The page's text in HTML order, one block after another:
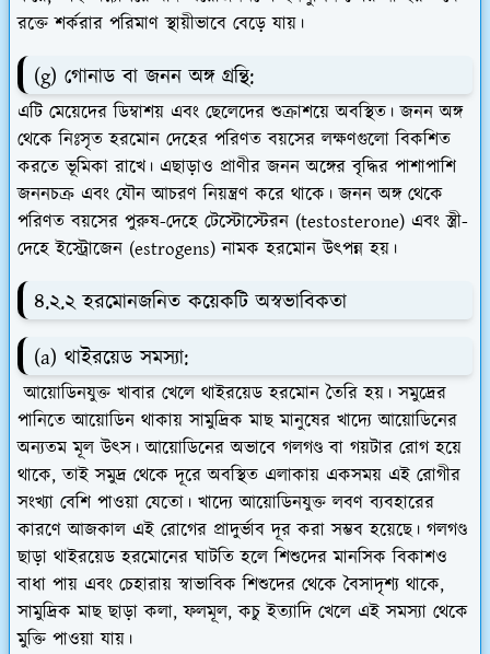
রক্তে শর্করার পরিমাণ স্থায়ীভাবে বেড়ে যায়।
(g) গোনাড বা জনন অঙ্গ গ্রন্থি:
এটি মেয়েদের ডিম্বাশয় এবং ছেলেদের শুক্রাশয়ে অবস্থিত। জনন অঙ্গ
থেকে নিঃসৃত হরমোন দেহের পরিণত বয়সের লক্ষণগুলো বিকশিত
করতে ভূমিকা রাখে। এছাড়াও প্রাণীর জনন অঙ্গের বৃদ্ধির পাশাপাশি
জননচক্র এবং যৌন আচরণ নিয়ন্ত্রণ করে থাকে। জনন অঙ্গ থেকে
পরিণত বয়সের পুরুষ-দেহে টেস্টোস্টেরন (testosterone) এবং স্ত্রী-
দেহে ইস্ট্রোজেন (estrogens) নামক হরমোন উৎপন্ন হয়।
৪.২.২ হরমোনজনিত কয়েকটি অস্বভাবিকতা
(a) থাইরয়েড সমস্যা:
আয়োডিনযুক্ত খাবার খেলে থাইরয়েড হরমোন তৈরি হয়। সমুদ্রের
পানিতে আয়োডিন থাকায় সামুদ্রিক মাছ মানুষের খাদ্যে আয়োডিনের
অন্যতম মূল উৎস। আয়োডিনের অভাবে গলগণ্ড বা গয়টার রোগ হয়ে
থাকে, তাই সমুদ্র থেকে দূরে অবস্থিত এলাকায় একসময় এই রোগীর
সংখ্যা বেশি পাওয়া যেতো। খাদ্যে আয়োডিনযুক্ত লবণ ব্যবহারের
কারণে আজকাল এই রোগের প্রাদুর্ভাব দূর করা সম্ভব হয়েছে। গলগণ্ড
ছাড়া থাইরয়েড হরমোনের ঘাটতি হলে শিশুদের মানসিক বিকাশও
বাধা পায় এবং চেহারায় স্বাভাবিক শিশুদের থেকে বৈসাদৃশ্য থাকে,
সামুদ্রিক মাছ ছাড়া কলা, ফলমূল, কচু ইত্যাদি খেলে এই সমস্যা থেকে
মুক্তি পাওয়া যায়।